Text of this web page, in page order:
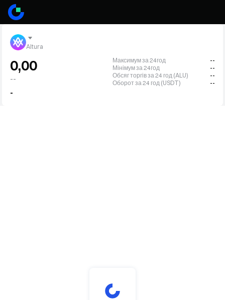
Altura
0,00
--
-
Максимум за 24год
--
Мінімум за 24год
--
Обсяг торгів за 24 год (ALU)
--
Оборот за 24 год (USDT)
--